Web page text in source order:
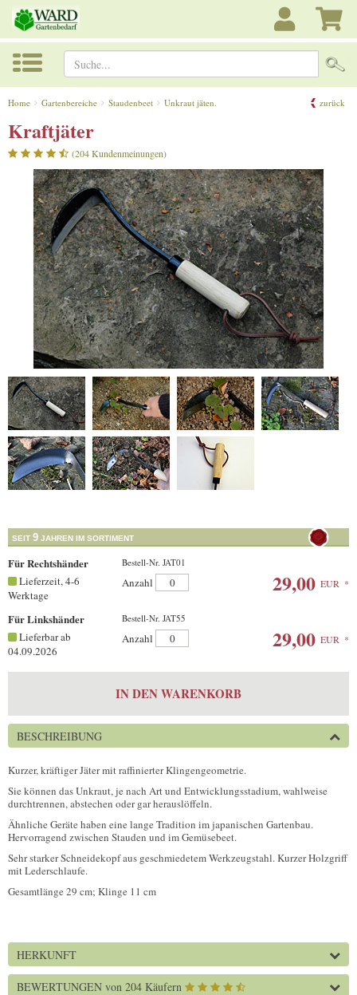
Suche...
Home Gartenbereiche Staudenbeet Unkraut jäten. zurück
Kraftjäter
(204 Kundenmeinungen)
SEIT 9 JAHREN IM SORTIMENT
Für Rechtshänder Bestell-Nr. JAT01
Lieferzeit, 4-6
Werktage
Anzahl 29,00 EUR *
Für Linkshänder Bestell-Nr. JAT55
Lieferbar ab
04.09.2026
Anzahl 29,00 EUR *
IN DEN WARENKORB
BESCHREIBUNG
Kurzer, kräftiger Jäter mit raffinierter Klingengeometrie.
Sie können das Unkraut, je nach Art und Entwicklungsstadium, wahlweise
durchtrennen, abstechen oder gar herauslöffeln.
Ähnliche Geräte haben eine lange Tradition im japanischen Gartenbau.
Hervorragend zwischen Stauden und im Gemüsebeet.
Sehr starker Schneidekopf aus geschmiedetem Werkzeugstahl. Kurzer Holzgriff
mit Lederschlaufe.
Gesamtlänge 29 cm; Klinge 11 cm
HERKUNFT
BEWERTUNGEN von 204 Käufern